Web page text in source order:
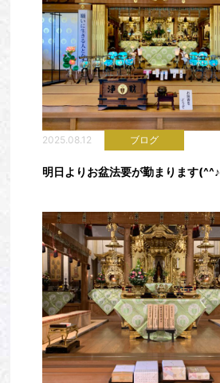
2025.08.12 ブログ
明日よりお盆法要が勤まります(^^♪